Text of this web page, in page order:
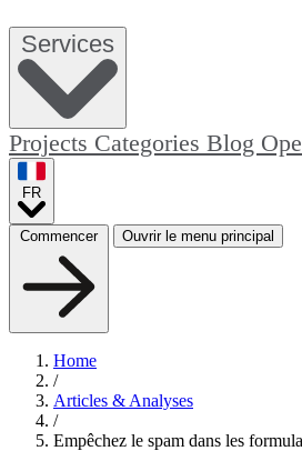
Services
Projects Categories Blog
FR
Commencer Ouvrir le menu principal
Home
/
Articles & Analyses
/
Empêchez le spam dans les